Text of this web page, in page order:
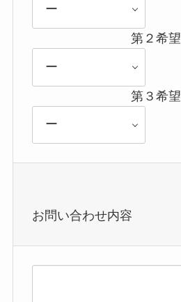
第２希望
第３希望
お問い合わせ内容